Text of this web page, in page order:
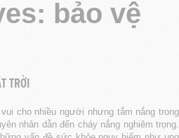
bảo vệ
TRỜI
cho nhiều người nhưng tắm nắng trong
nhân dẫn đến cháy nắng nghiêm trọng.